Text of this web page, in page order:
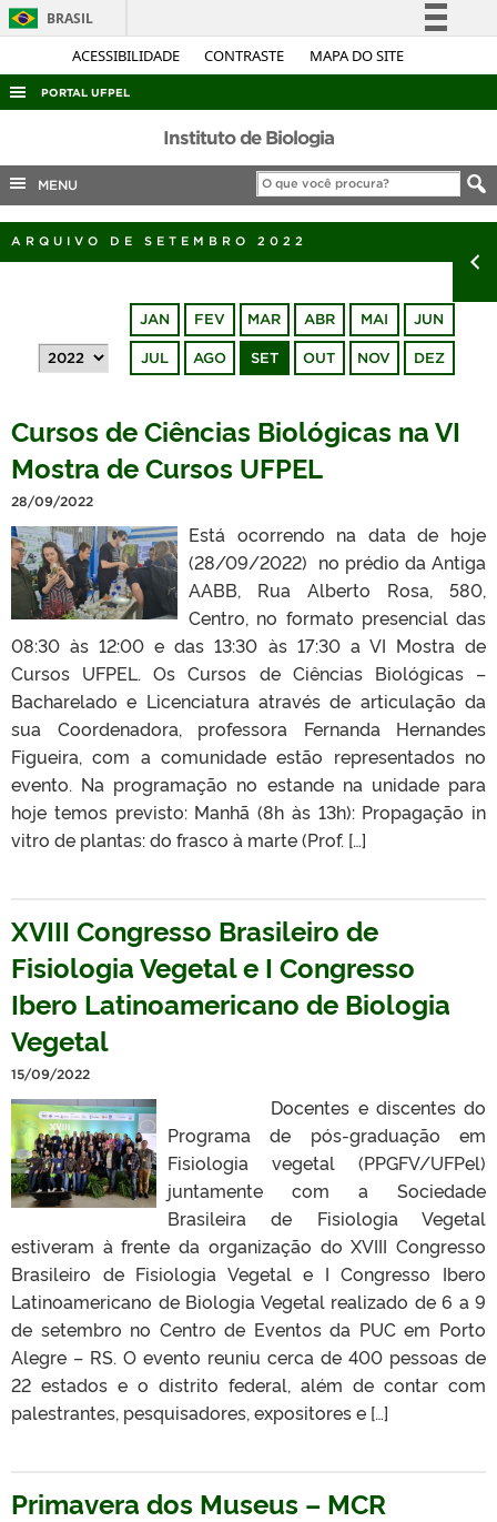
ACESSIBILIDADE CONTRASTE MAPA DO SITE
BRASIL
Simplifique!
Acesso à informação
Legislação
Canais
PORTAL UFPEL
ACESSO À INFORMAÇÃO
AUDITORIA
COBALTO
CONCURSOS
OUVIDORIA
TELEFONES
Instituto de Biologia
MENU
ARQUIVO DE SETEMBRO 2022
JAN FEV MAR ABR MAI JUN
JUL AGO SET OUT NOV DEZ
Cursos de Ciências Biológicas na VI
Mostra de Cursos UFPEL
28/09/2022
Está ocorrendo na data de hoje
(28/09/2022) no prédio da Antiga
AABB, Rua Alberto Rosa, 580,
Centro, no formato presencial das
08:30 às 12:00 e das 13:30 às 17:30 a VI Mostra de
Cursos UFPEL. Os Cursos de Ciências Biológicas –
Bacharelado e Licenciatura através de articulação da
sua Coordenadora, professora Fernanda Hernandes
Figueira, com a comunidade estão representados no
evento. Na programação no estande na unidade para
hoje temos previsto: Manhã (8h às 13h): Propagação in
vitro de plantas: do frasco à marte (Prof. […]
XVIII Congresso Brasileiro de
Fisiologia Vegetal e I Congresso
Ibero Latinoamericano de Biologia
Vegetal
15/09/2022
Docentes e discentes do
Programa de pós-graduação em
Fisiologia vegetal (PPGFV/UFPel)
juntamente com a Sociedade
Brasileira de Fisiologia Vegetal
estiveram à frente da organização do XVIII Congresso
Brasileiro de Fisiologia Vegetal e I Congresso Ibero
Latinoamericano de Biologia Vegetal realizado de 6 a 9
de setembro no Centro de Eventos da PUC em Porto
Alegre – RS. O evento reuniu cerca de 400 pessoas de
22 estados e o distrito federal, além de contar com
palestrantes, pesquisadores, expositores e […]
Primavera dos Museus – MCR